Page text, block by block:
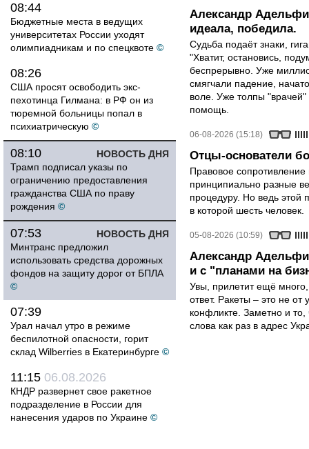
08:44
Бюджетные места в ведущих
университетах России уходят
олимпиадникам и по спецквоте ©
08:26
США просят освободить экс-
пехотинца Гилмана: в РФ он из
тюремной больницы попал в
психиатрическую ©
НОВОСТЬ ДНЯ
08:10
Трамп подписал указы по
ограничению предоставления
гражданства США по праву
рождения ©
НОВОСТЬ ДНЯ
07:53
Минтранс предложил
использовать средства дорожных
фондов на защиту дорог от БПЛА
©
07:39
Урал начал утро в режиме
беспилотной опасности, горит
склад Wilberries в Екатеринбурге ©
11:15 06.08.2026
КНДР развернет свое ракетное
подразделение в России для
нанесения ударов по Украине ©
Александр
идеала, победила.
Судьба подаёт знаки,
"Хватит, остановись,
беспрерывно. Уже
смягчали падение,
воле. Уже толпы
помощь.
06-08-2026 (15:18)
Отцы-основатели
Правовое
принципиально разные
процедуру. Но ведь этой
в которой шесть человек.
05-08-2026 (10:59)
Александр
и с "планами на
Увы, прилетит ещё
ответ. Ракеты – это не от
конфликте. Заметно и
слова как раз в адрес